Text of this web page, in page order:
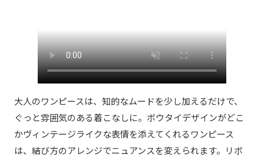
大人のワンピースは、知的なムードを少し加えるだけで、
ぐっと雰囲気のある着こなしに。ボウタイデザインがどこ
かヴィンテージライクな表情を添えてくれるワンピース
は、結び方のアレンジでニュアンスを変えられます。リボ